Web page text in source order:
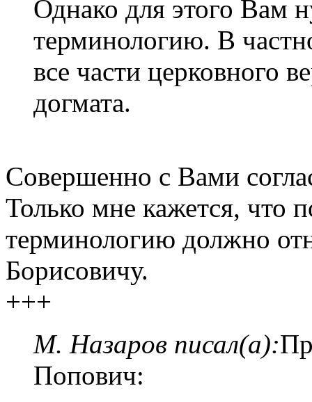
Однако для этого Вам
терминологию. В
все части церковного
догмата.
Совершенно с Вами
Только мне кажется, что
терминологию должно
Борисовичу.
+++
М. Назаров писал(а):
Попович: